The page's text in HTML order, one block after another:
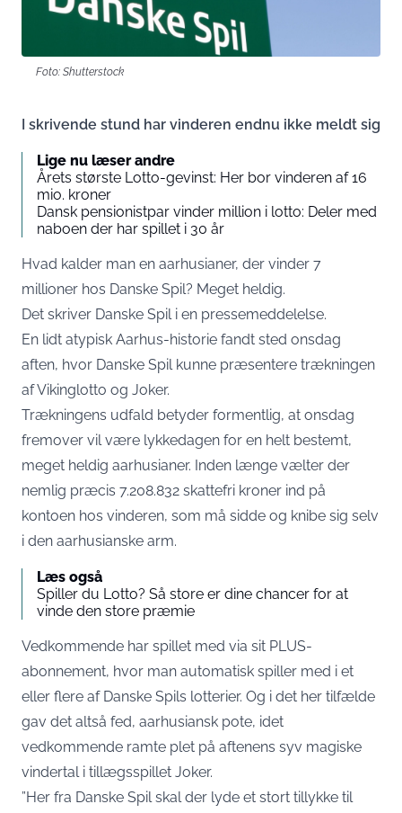
Foto: Shutterstock
I skrivende stund har vinderen endnu ikke meldt sig
Lige nu læser andre
Årets største Lotto-gevinst: Her bor vinderen af 16
mio. kroner
Dansk pensionistpar vinder million i lotto: Deler med
naboen der har spillet i 30 år
Hvad kalder man en aarhusianer, der vinder 7
millioner hos Danske Spil? Meget heldig.
Det skriver Danske Spil i en pressemeddelelse.
En lidt atypisk Aarhus-historie fandt sted onsdag
aften, hvor Danske Spil kunne præsentere trækningen
af Vikinglotto og Joker.
Trækningens udfald betyder formentlig, at onsdag
fremover vil være lykkedagen for en helt bestemt,
meget heldig aarhusianer. Inden længe vælter der
nemlig præcis 7.208.832 skattefri kroner ind på
kontoen hos vinderen, som må sidde og knibe sig selv
i den aarhusianske arm.
Læs også
Spiller du Lotto? Så store er dine chancer for at
vinde den store præmie
Vedkommende har spillet med via sit PLUS-
abonnement, hvor man automatisk spiller med i et
eller flere af Danske Spils lotterier. Og i det her tilfælde
gav det altså fed, aarhusiansk pote, idet
vedkommende ramte plet på aftenens syv magiske
vindertal i tillægsspillet Joker.
”Her fra Danske Spil skal der lyde et stort tillykke til